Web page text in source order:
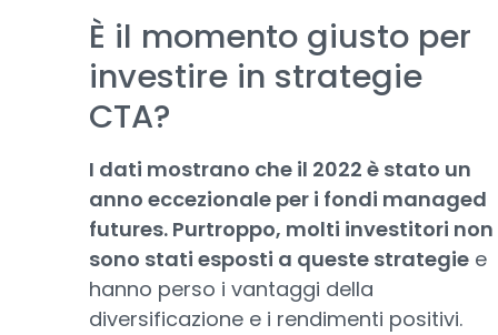
È il momento giusto per
investire in strategie
CTA?
I dati mostrano che il 2022 è stato un
anno eccezionale per i fondi managed
futures. Purtroppo, molti investitori non
sono stati esposti a queste strategie e
hanno perso i vantaggi della
diversificazione e i rendimenti positivi.